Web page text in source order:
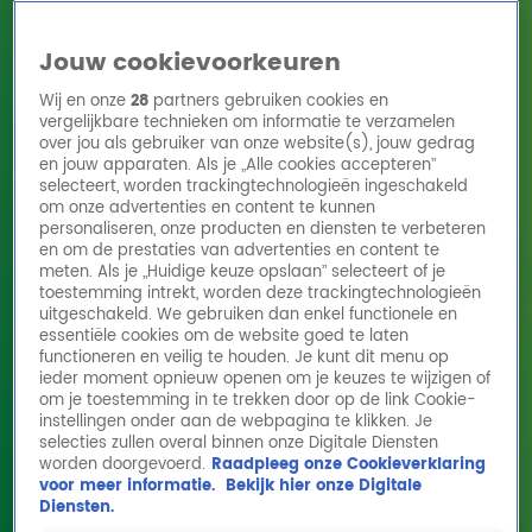
HomeActiesRadioshows DJ'sRadio 10 zendersHitlijsten
Radio luisteren
Volg Radio 10
Zoeken
HomeOnline Radio LuisterenActiesShowsAlle zenders
John van den Heuvel over doorbraak in
zaak Peter R. de Vries: 'Erg bijzonder'
17 mrt 2026, 13:48
Jouw cookievoorkeuren
Wij en onze28 partners gebruiken cookies en
vergelijkbare technieken om informatie te verzamelen
over jou als gebruiker van onze website(s), jouw gedrag
en jouw apparaten. Als je „Alle cookies accepteren”
selecteert, worden trackingtechnologieën ingeschakeld
om onze advertenties en content te kunnen
personaliseren, onze producten en diensten te verbeteren
en om de prestaties van advertenties en content te
meten. Als je „Huidige keuze opslaan” selecteert of je
toestemming intrekt, worden deze trackingtechnologieën
uitgeschakeld. We gebruiken dan enkel functionele en
essentiële cookies om de website goed te laten
functioneren en veilig te houden. Je kunt dit menu op
ieder moment opnieuw openen om je keuzes te wijzigen of
om je toestemming in te trekken door op de link Cookie-
instellingen onder aan de webpagina te klikken. Je
selecties zullen overal binnen onze Digitale Diensten
worden doorgevoerd. Raadpleeg onze Cookieverklaring
voor meer informatie. Bekijk hier onze Digitale
Diensten.